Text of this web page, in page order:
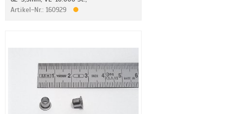
Artikel-Nr.: 160929